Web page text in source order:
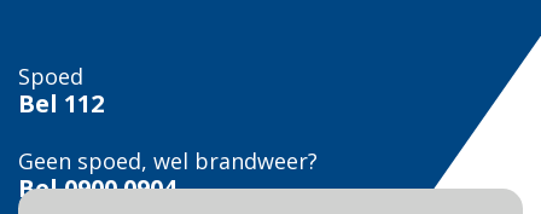
Spoed
Bel 112
Geen spoed, wel brandweer?
Bel0900 0904